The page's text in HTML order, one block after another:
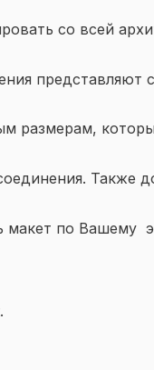
со всей
представляют
размерам,
Также
макет по Вашему